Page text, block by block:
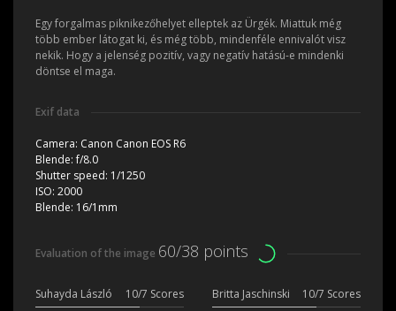
Egy forgalmas piknikezőhelyet elleptek az Ürgék. Miattuk még
több ember látogat ki, és még több, mindenféle ennivalót visz
nekik. Hogy a jelenség pozitív, vagy negatív hatású-e mindenki
döntse el maga.
Exif data
Camera: Canon Canon EOS R6
Blende:f/8.0
Shutter speed: 1/1250
ISO: 2000
Blende: 16/1mm
Evaluation of the image 60/38 points
Suhayda László 10/7 Scores Britta Jaschinski
10/7 Scores